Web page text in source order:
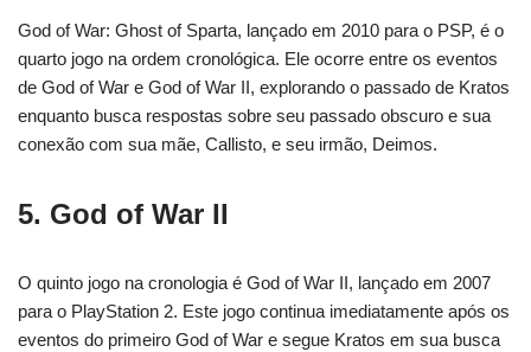
God of War: Ghost of Sparta, lançado em 2010 para o PSP, é o
quarto jogo na ordem cronológica. Ele ocorre entre os eventos
de God of War e God of War II, explorando o passado de Kratos
enquanto busca respostas sobre seu passado obscuro e sua
conexão com sua mãe, Callisto, e seu irmão, Deimos.
5. God of War II
O quinto jogo na cronologia é God of War II, lançado em 2007
para o PlayStation 2. Este jogo continua imediatamente após os
eventos do primeiro God of War e segue Kratos em sua busca